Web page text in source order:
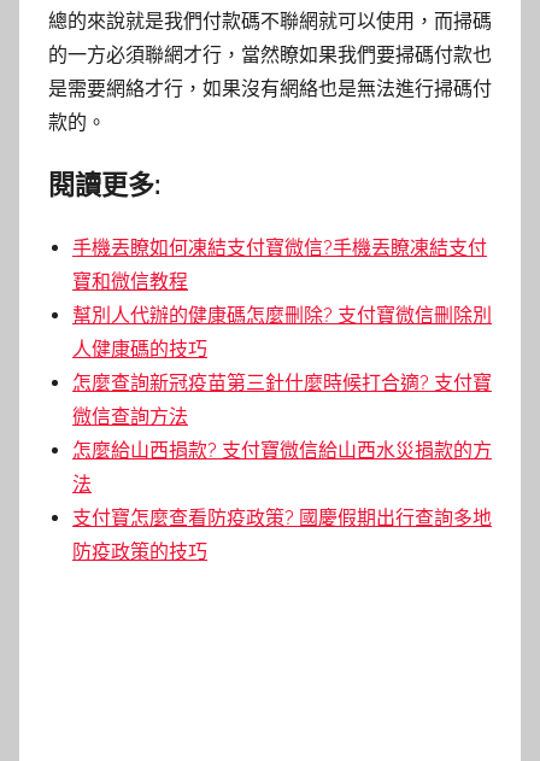
總的來說就是我們付款碼不聯網就可以使用，而掃碼
的一方必須聯網才行，當然瞭如果我們要掃碼付款也
是需要網絡才行，如果沒有網絡也是無法進行掃碼付
款的。
閱讀更多:
手機丟瞭如何凍結支付寶微信?手機丟瞭凍結支付
寶和微信教程
幫別人代辦的健康碼怎麼刪除? 支付寶微信刪除別
人健康碼的技巧
怎麼查詢新冠疫苗第三針什麼時候打合適? 支付寶
微信查詢方法
怎麼給山西捐款? 支付寶微信給山西水災捐款的方
法
支付寶怎麼查看防疫政策? 國慶假期出行查詢多地
防疫政策的技巧